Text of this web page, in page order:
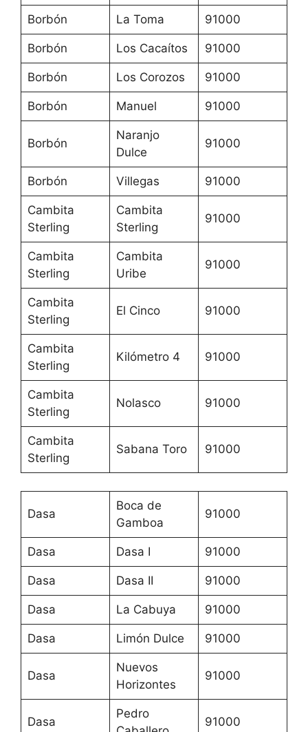
Borbón La Toma 91000
Borbón Los Cacaítos 91000
Borbón Los Corozos 91000
Borbón Manuel 91000
Borbón
Naranjo
Dulce
91000
Borbón Villegas 91000
Cambita
Sterling
Cambita
Sterling
91000
Cambita
Sterling
Cambita
Uribe
91000
Cambita
Sterling
El Cinco 91000
Cambita
Sterling
Kilómetro 4 91000
Cambita
Sterling
Nolasco 91000
Cambita
Sterling
Sabana Toro 91000
Dasa
Boca de
Gamboa
91000
Dasa Dasa I 91000
Dasa Dasa II 91000
Dasa La Cabuya 91000
Dasa Limón Dulce 91000
Dasa
Nuevos
Horizontes
91000
Dasa
Pedro
91000